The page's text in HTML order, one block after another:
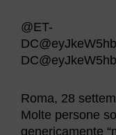
@ET-
Roma, 28
Molte persone
genericamente